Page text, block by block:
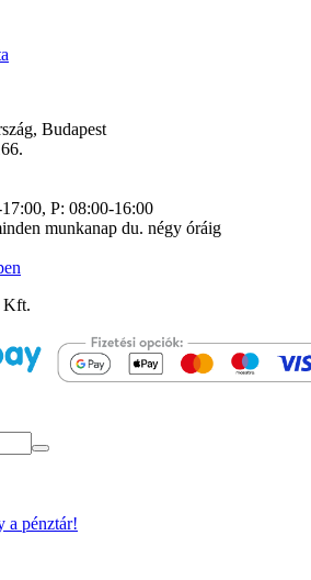
Budapest
P: 08:00-16:00
munkanap du. négy óráig
Kft.
a pénztár!